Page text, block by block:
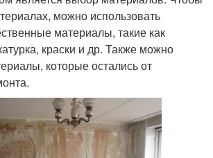
можно использовать
материалы, такие как
краски и др. Также можно
которые остались от